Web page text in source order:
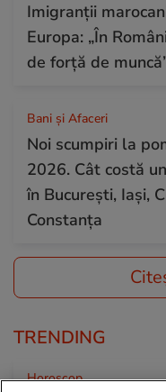
Imigranții
Europa: „În
de forță de
Bani și Afaceri
Noi scumpiri la
2026. Cât costă
în București, Iași,
Constanța
TRENDING
Horoscop